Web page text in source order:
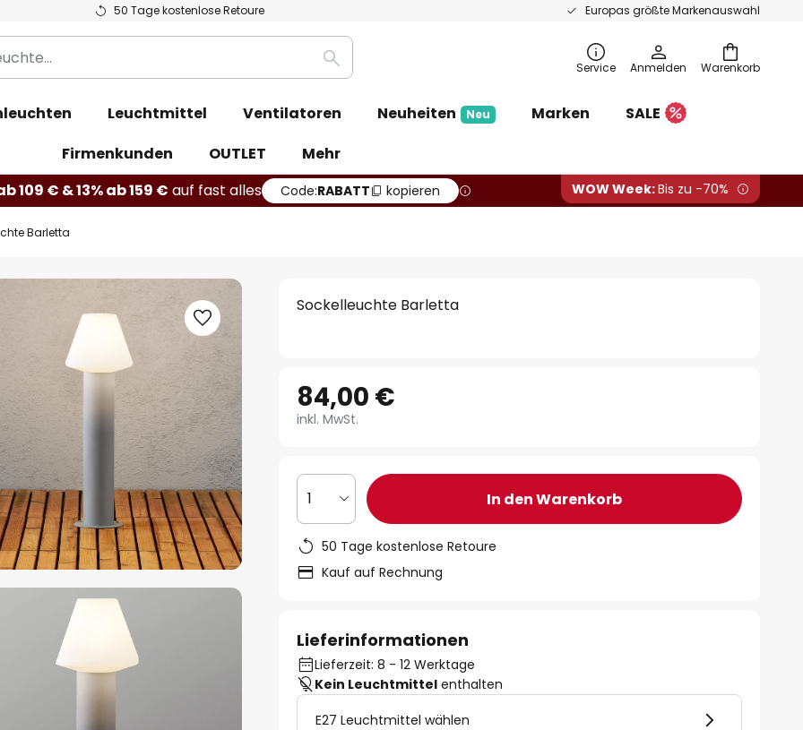
50 Tage kostenlose Retoure Europas größte Markenauswahl
Warenkorb
Suche Service Anmelden
Leuchtmittel Ventilatoren Neuheiten Neu Marken
SALE
Firmenkunden
OUTLET
Mehr
109 € & 13% ab 159 € auf fast alles Code:RABATT kopieren WOW Week:Bis zu -70%
Barletta
Sockelleuchte Barletta
84,00 €
inkl. MwSt.
1 In den Warenkorb
50 Tage kostenlose Retoure
Kauf auf Rechnung
Lieferinformationen
Lieferzeit: 8 - 12 Werktage
Kein Leuchtmittel enthalten
E27 Leuchtmittel wählen